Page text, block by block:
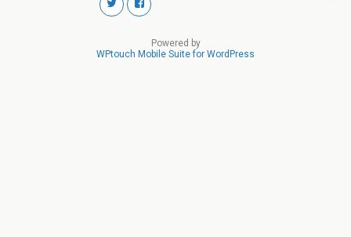
Powered by
WPtouch Mobile Suite for WordPress